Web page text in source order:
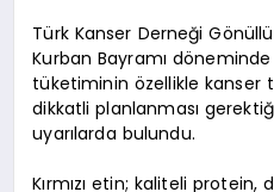
Türk Kanser Derneği
Kurban Bayramı döneminde
tüketiminin özellikle kanser
dikkatli planlanması
uyarılarda bulundu.
Kırmızı etin; kaliteli